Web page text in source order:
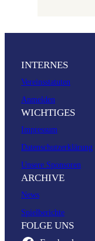
INTERNES
Vereinsstatuten
Anmelden
WICHTIGES
Impressum
Datenschutzerklärung
Unsere Sponsoren
ARCHIVE
News
Spielberichte
FOLGE UNS